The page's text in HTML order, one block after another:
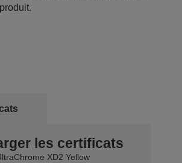
les certificats
XD2 Yellow